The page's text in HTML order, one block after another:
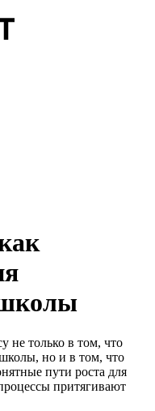
не только в том, что
но и в том, что
пути роста для
притягивают